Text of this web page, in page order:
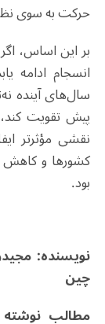
حرکت به سوی
بر این اساس،
انسجام ادامه
سال‌های آینده
پیش تقویت
نقشی مؤثرتر
کشورها و کاهش
بود.
نویسنده:
چین
مطالب نوشته